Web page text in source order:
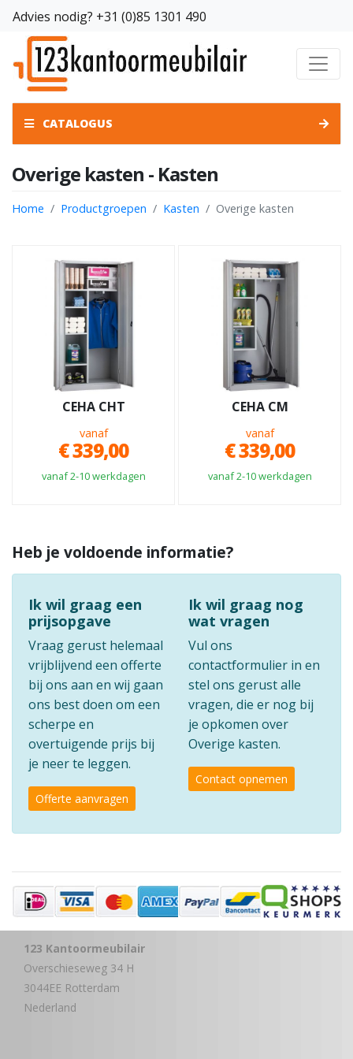
Advies nodig? +31 (0)85 1301 490
CATALOGUS
Overige kasten - Kasten
Home Productgroepen Kasten Overige kasten
CEHA CHT
vanaf
€ 339,00
vanaf 2-10 werkdagen
CEHA CM
vanaf
€ 339,00
vanaf 2-10 werkdagen
Heb je voldoende informatie?
Ik wil graag een
prijsopgave
Vraag gerust helemaal
vrijblijvend een offerte
bij ons aan en wij gaan
ons best doen om een
scherpe en
overtuigende prijs bij
je neer te leggen.
Offerte aanvragen
Ik wil graag nog
wat vragen
Vul ons
contactformulier in en
stel ons gerust alle
vragen, die er nog bij
je opkomen over
Overige kasten.
Contact opnemen
123 Kantoormeubilair
Overschieseweg 34 H
3044EE Rotterdam
Nederland